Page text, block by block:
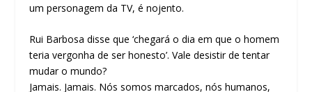
um personagem da TV, é nojento.
Rui Barbosa disse que ‘chegará o dia em que o homem
teria vergonha de ser honesto’. Vale desistir de tentar
mudar o mundo?
Jamais. Jamais. Nós somos marcados, nós humanos,